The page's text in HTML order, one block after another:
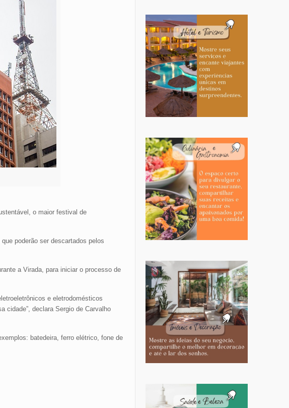
o maior festival de
poderão ser descartados pelos
a Virada, para iniciar o processo de
e eletrodomésticos
cidade”, declara Sergio de Carvalho
batedeira, ferro elétrico, fone de